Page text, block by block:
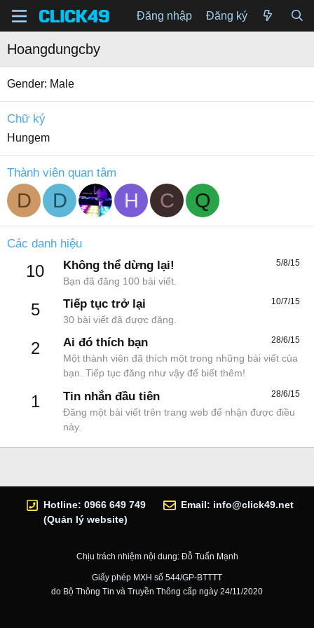
Đăng nhập Đăng ký
Hoangdungcby
Gender Male
Chữ ký
Hungem
Thành viên quan tâm
D D H C Q
Các danh hiệu
10 5/8/15
Không thể dừng lại!
Bạn đã đăng 100 bài viết.
5 10/7/15
Tiếp tục trở lại
30 bài viết đã được đăng.
2 28/6/15
Ai đó thích bạn
Một thành viên đã thích một trong những bài viết của
bạn. Tiếp tục đăng như vậy để biết thêm!
1 28/6/15
Tin nhắn đầu tiên
Đăng một bài viết trên trang web để nhận được điều
này.
Hotline: 0966 649 749
(Quản lý website)
Email: info@click49.net
Chịu trách nhiệm nội dung: Đỗ Tuấn Mạnh
Giấy phép MXH số 544/GP-BTTTT
do Bộ Thông Tin và Truyền Thông cấp ngày 24/11/2020